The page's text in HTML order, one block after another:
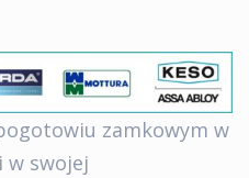
zamkowym w
w swojej